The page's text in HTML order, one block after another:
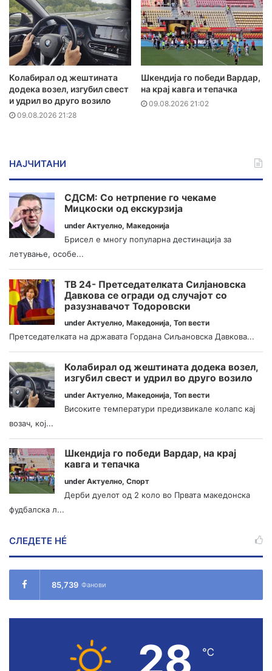
Колабирал од жештината
додека возел, изгубил свест
и удрил во друго возило
09.08.2026 21:28
Шкендија го победи Вардар,
на крај кавга и тепачка
09.08.2026 21:02
НАЈЧИТАНИ
СДСМ: Со нетрпение го чекаме
Мицкоски од екскурзија
under Актуелно, Македонија
Брисел е многу популарна дестинација за
летување, особе...
ТВ 24- Претседателката Силјановска
Давкова се огради од случајот со
разузнавачот Тодоровски
under Актуелно, Македонија, Топ вести
Претседателката на државата Гордана Сиљановска Давкова...
Колабирал од жештината додека возел,
изгубил свест и удрил во друго возило
under Актуелно, Македонија, Топ вести
Високите температури предизвикале колапс кај
возач, кој...
Шкендија го победи Вардар, на крај
кавга и тепачка
under Актуелно, Спорт
Дерби дуелот од 2 коло во Првата македонска
фудбалска л...
СЛЕДЕТЕ НÉ
85,739 Фанови
28 ℃